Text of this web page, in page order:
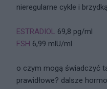
nieregularne cykle i
ESTRADIOL 69,8 pg/ml
FSH 6,99 mlU/ml
o czym mogą świadczyć
prawidłowe? dalsze